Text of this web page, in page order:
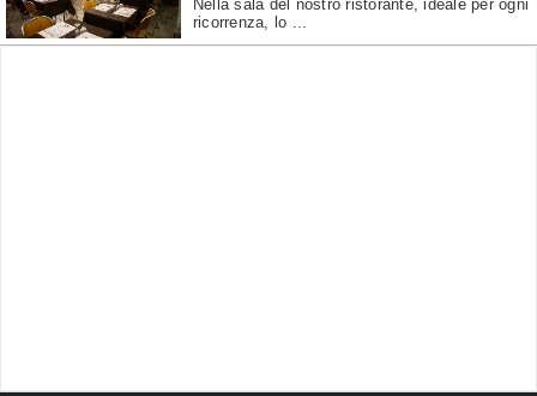
Nella sala del nostro ristorante, ideale per ogni
ricorrenza, lo ...